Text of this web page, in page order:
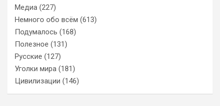
Медиа (227)
Немного обо всём (613)
Подумалось (168)
Полезное (131)
Русские (127)
Уголки мира (181)
Цивилизации (146)